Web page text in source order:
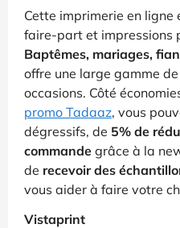
Cette imprimerie en ligne
faire-part et impressions
Baptêmes, mariages,
offre une large gamme
occasions. Côté
promo Tadaaz, vous
dégressifs, de 5% de
commande grâce à la
de recevoir des
vous aider à faire votre
Vistaprint